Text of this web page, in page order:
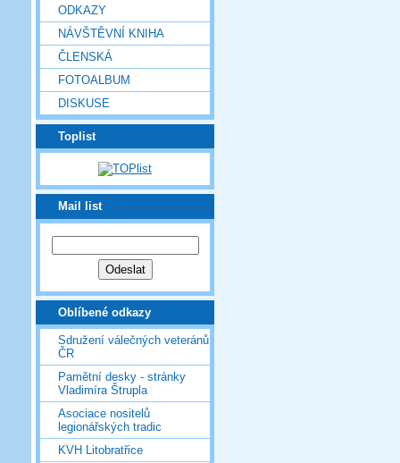
ODKAZY
NÁVŠTĚVNÍ KNIHA
ČLENSKÁ
FOTOALBUM
DISKUSE
Toplist
Mail list
Oblíbené odkazy
Sdružení válečných veteránů
ČR
Pamětní desky - stránky
Vladimíra Štrupla
Asociace nositelů
legionářských tradic
KVH Litobratřice